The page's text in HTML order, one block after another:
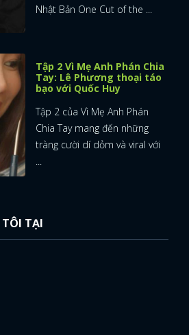
Nhật Bản One Cut of the ...
Tập 2 Vì Mẹ Anh Phán Chia
Tay: Lê Phương thoại táo
bạo với Quốc Huy
Tập 2 của Vì Mẹ Anh Phán
Chia Tay mang đến những
tràng cười dí dỏm và viral với
TÔI TẠI